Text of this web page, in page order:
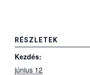
RÉSZLETEK
Kezdés:
június 12